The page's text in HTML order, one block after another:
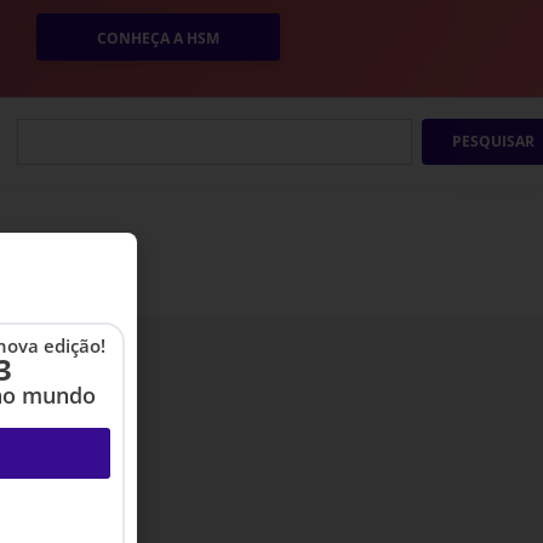
CONHEÇA A HSM
PESQUISAR
edição!
mundo